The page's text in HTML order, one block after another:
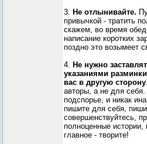
3. Не отлынивайте.
привычкой - тратить
скажем, во время
написание коротких
поздно это возымеет
4. Не нужно
указаниями
вас в другую сторону
авторы, а не для себя.
подспорье, и никак
пишите для себя,
совершенствуйтесь,
полноценные истории,
главное - творите!